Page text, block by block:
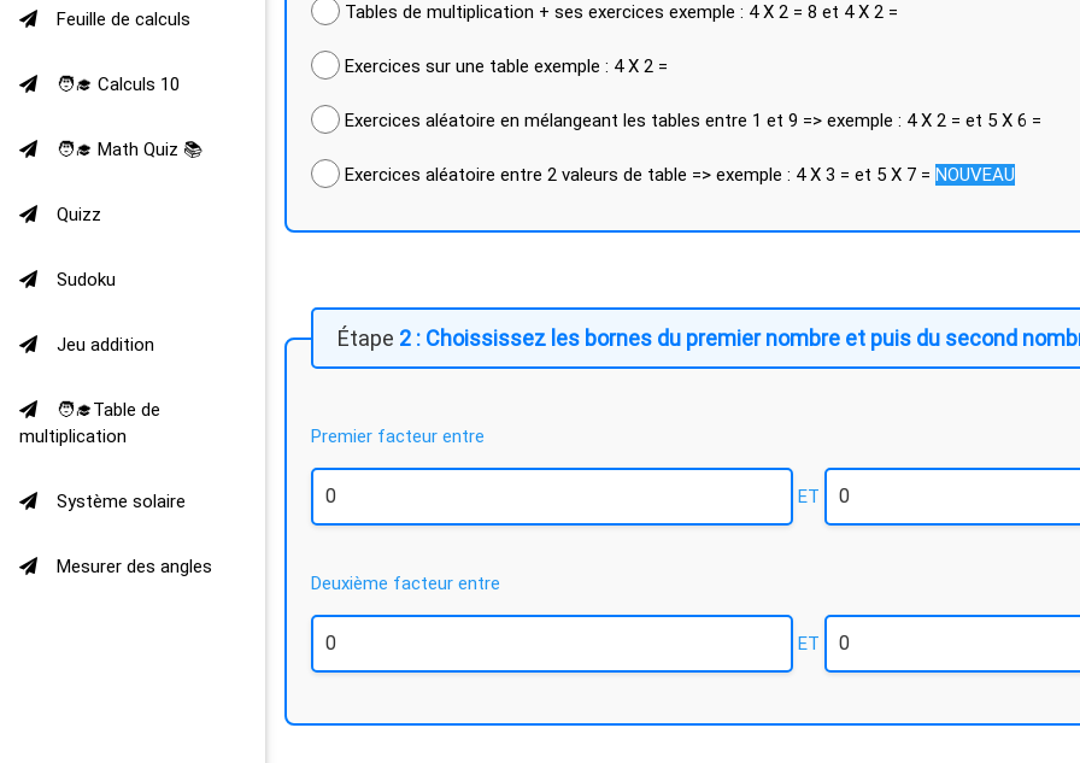
Feuille de calculs
🧑‍🎓 Calculs 10
🧑‍🎓 Math Quiz 📚
Quizz
Sudoku
Jeu addition
🧑‍🎓Table de
multiplication
Système solaire
Mesurer des angles
Tables de multiplication + ses exercices exemple : 4 X 2 = 8 et 4 X 2 =
Exercices sur une table exemple : 4 X 2 =
Exercices aléatoire en mélangeant les tables entre 1 et 9 => exemple : 4 X 2 = et 5 X 6 =
Exercices aléatoire entre 2 valeurs de table => exemple : 4 X 3 = et 5 X 7 = NOUVEAU
2 : Choississez les bornes du premier nombre et puis du second
Premier facteur entre
ET
Deuxième facteur entre
ET